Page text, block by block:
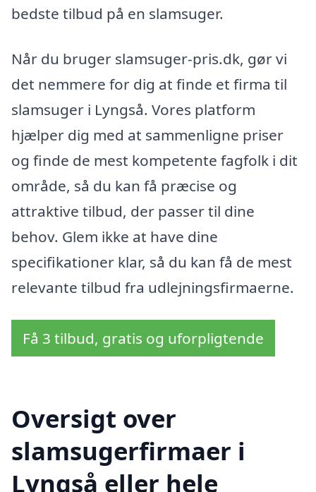
bedste tilbud på en slamsuger.
Når du bruger slamsuger-pris.dk, gør vi
det nemmere for dig at finde et firma til
slamsuger i Lyngså. Vores platform
hjælper dig med at sammenligne priser
og finde de mest kompetente fagfolk i dit
område, så du kan få præcise og
attraktive tilbud, der passer til dine
behov. Glem ikke at have dine
specifikationer klar, så du kan få de mest
relevante tilbud fra udlejningsfirmaerne.
Få 3 tilbud, gratis og uforpligtende
Oversigt over
slamsugerfirmaer i
Lyngså eller hele